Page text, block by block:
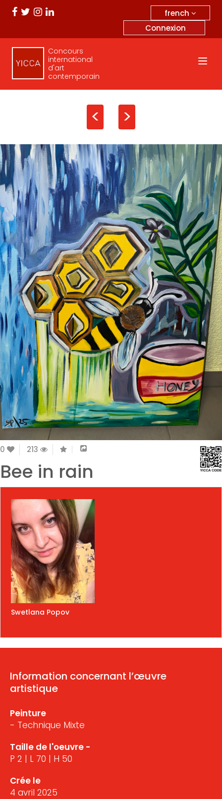
french
Connexion
Concours
international
d'art
contemporain
< >
0 213
Bee in rain
Swetlana Popov
Information concernant l’œuvre
artistique
Peinture
- Technique Mixte
Taille de l'oeuvre -
P 2 | L 70 | H 50
Crée le
4 avril 2025